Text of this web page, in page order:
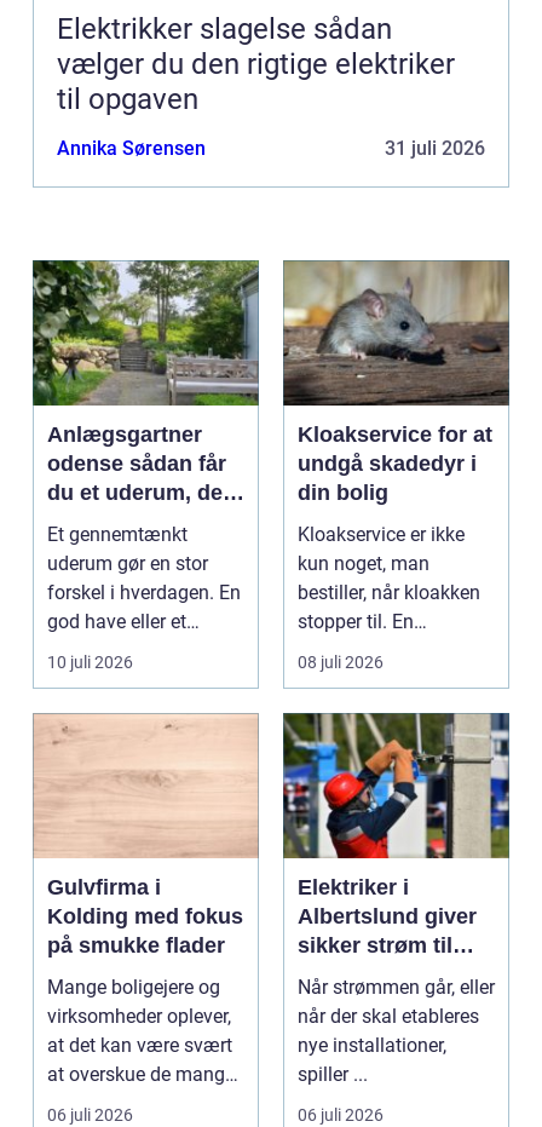
Elektrikker slagelse sådan
vælger du den rigtige elektriker
til opgaven
Annika Sørensen 31 juli 2026
Anlægsgartner
odense sådan får
du et uderum, der
holder i mange år
Et gennemtænkt
uderum gør en stor
forskel i hverdagen. En
god have eller et
velplejet fællesareal
gi...
10 juli 2026
Kloakservice for at
undgå skadedyr i
din bolig
Kloakservice er ikke
kun noget, man
bestiller, når kloakken
stopper til. En
systematisk gennem...
08 juli 2026
Gulvfirma i
Kolding med fokus
på smukke flader
Mange boligejere og
virksomheder oplever,
at det kan være svært
at overskue de mange
gul...
06 juli 2026
Elektriker i
Albertslund giver
sikker strøm til
danske boliger
Når strømmen går, eller
når der skal etableres
nye installationer,
spiller ...
06 juli 2026